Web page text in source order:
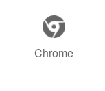
Chrome